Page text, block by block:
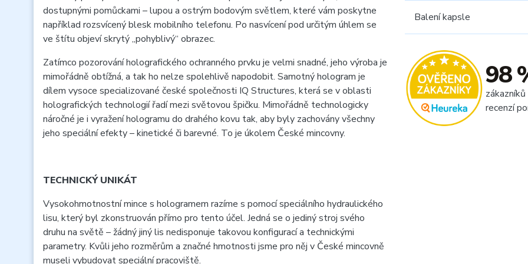
dostupnými pomůckami – lupou a ostrým bodovým světlem, které vám poskytne
například rozsvícený blesk mobilního telefonu. Po nasvícení pod určitým úhlem se
ve štítu objeví skrytý „pohyblivý“ obrazec.
Zatímco pozorování holografického ochranného prvku je velmi snadné, jeho výroba je
mimořádně obtížná, a tak ho nelze spolehlivě napodobit. Samotný hologram je
dílem vysoce specializované české společnosti IQ Structures, která se v oblasti
holografických technologií řadí mezi světovou špičku. Mimořádně technologicky
náročné je i vyražení hologramu do drahého kovu tak, aby byly zachovány všechny
jeho speciální efekty – kinetické či barevné. To je úkolem České mincovny.
TECHNICKÝ UNIKÁT
Vysokohmotnostní mince s hologramem razíme s pomocí speciálního hydraulického
lisu, který byl zkonstruován přímo pro tento účel. Jedná se o jediný stroj svého
druhu na světě – žádný jiný lis nedisponuje takovou konfigurací a technickými
parametry. Kvůli jeho rozměrům a značné hmotnosti jsme pro něj v České mincovně
museli vybudovat speciální pracoviště.
Balení kapsle
98
recenzí